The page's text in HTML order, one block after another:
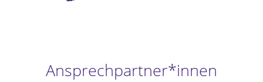
Ansprechpartner*innen